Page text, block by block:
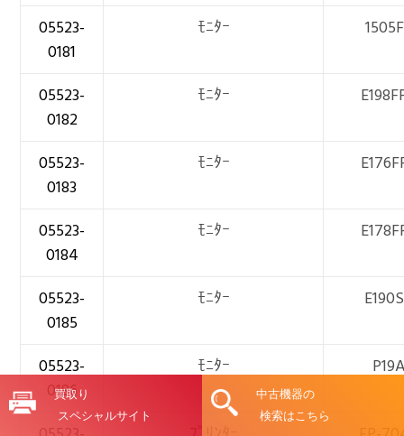
05523-
0181
ﾓﾆﾀｰ
05523-
0182
ﾓﾆﾀｰ
05523-
0183
ﾓﾆﾀｰ
05523-
0184
ﾓﾆﾀｰ
05523-
0185
ﾓﾆﾀｰ
05523-
0186
ﾓﾆﾀｰ
買取り
スペシャルサイト
中古機器の
検索はこちら